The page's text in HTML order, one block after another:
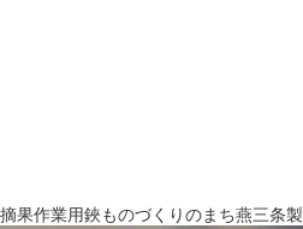
果作業用鋏ものづくりのまち燕三条製